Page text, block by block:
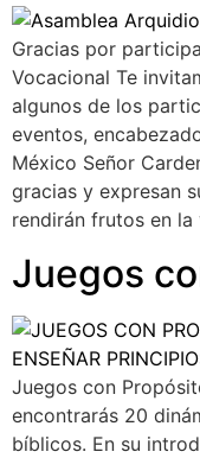
Gracias por
Vocacional Te
algunos de los
eventos,
México Señor
gracias y expresan
rendirán frutos en
Juegos
Juegos con
encontrarás 20
bíblicos. En su